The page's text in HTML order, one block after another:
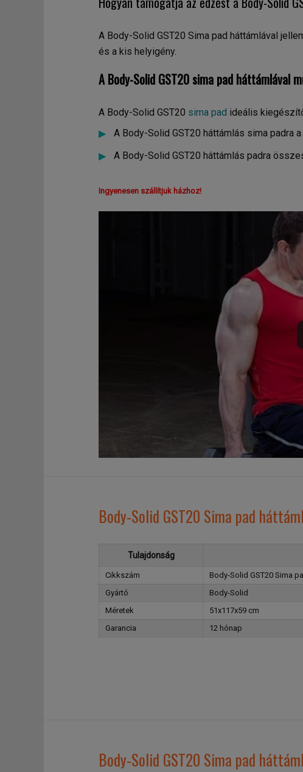
A Body-Solid GST20 Sima pad háttámlával
és a kis helyigény.
A Body-Solid GST20sima pad háttámlával
A Body-Solid GST20 sima pad ideális
A Body-Solid GST20 háttámlás sima padra a
A Body-Solid GST20 háttámlás padra
Ingyenesen szállítjuk házhoz!
Body-Solid GST20 Sima pad
Tulajdonság
Cikkszám
Body-Solid GST20 Sima
Gyártó
Body-Solid
Méretek
51x117x59 cm
Garancia
12 hónap
Body-Solid GST20 Sima pad